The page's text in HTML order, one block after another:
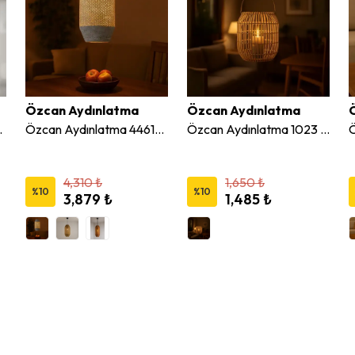
Avize
Özcan Aydınlatma
Özcan Aydınlatma 4461-11 Tekli Dekoratif Hasır Sarkıt Avize
%10
4,310 ₺
3,879 ₺
Özcan Aydınlatma
Özcan Aydınlatma 1023 Dekoratif 24 cm Bambu Mumluk
%10
1,650 ₺
1,485 ₺